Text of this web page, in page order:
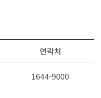
연락처
1644-9000